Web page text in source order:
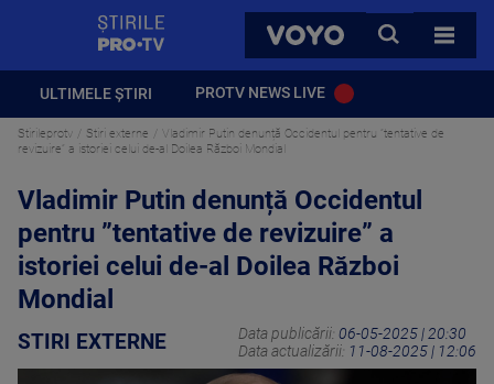
VOYO
CAUTA
TOATE
ULTIMELE ȘTIRI PROTV NEWS LIVE
Stirileprotv Stiri externe
Vladimir Putin denunță Occidentul pentru ”tentative de
revizuire” a istoriei celui de-al Doilea Război Mondial
Vladimir Putin denunță Occidentul
pentru ”tentative de revizuire” a
istoriei celui de-al Doilea Război
Mondial
STIRI EXTERNE Data publicării: 06-05-2025 | 20:30
Data actualizării: 11-08-2025 | 12:06